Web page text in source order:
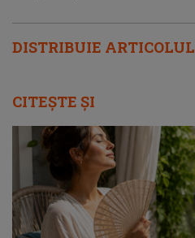
DISTRIBUIE ARTICOLUL
CITEȘTE ȘI